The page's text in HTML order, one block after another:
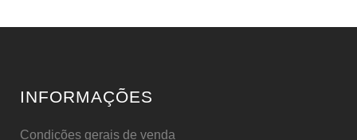
INFORMAÇÕES
Condições gerais de venda